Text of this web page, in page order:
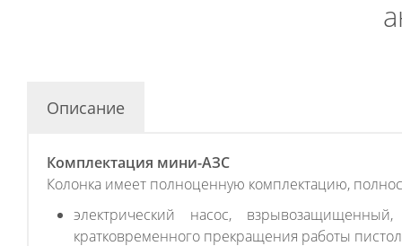
Описание
Комплектация мини-АЗС
Колонка имеет полноценную комплектацию,
электрический насос,
кратковременного прекращения работы